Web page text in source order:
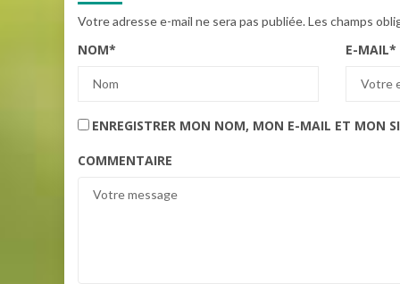
Votre adresse e-mail ne sera pas publiée.Les champs
NOM* E-MAIL*
ENREGISTRER MON NOM, MON E-MAIL ET MON
COMMENTAIRE